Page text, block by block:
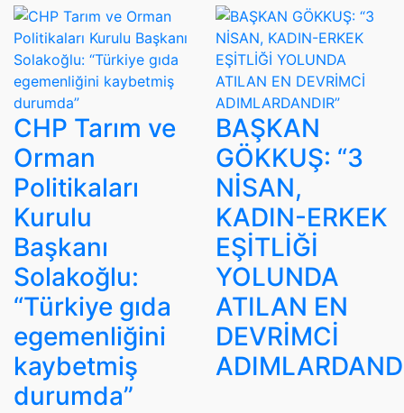
CHP Tarım ve
Orman
Politikaları
Kurulu
Başkanı
Solakoğlu:
“Türkiye gıda
egemenliğini
kaybetmiş
durumda”
BAŞKAN
GÖKKUŞ: “3
NİSAN,
KADIN-ERKEK
EŞİTLİĞİ
YOLUNDA
ATILAN EN
DEVRİMCİ